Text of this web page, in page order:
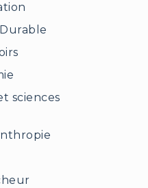
sciences